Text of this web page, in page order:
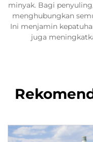
minyak. Bagi
menghubungkan
Ini menjamin
juga